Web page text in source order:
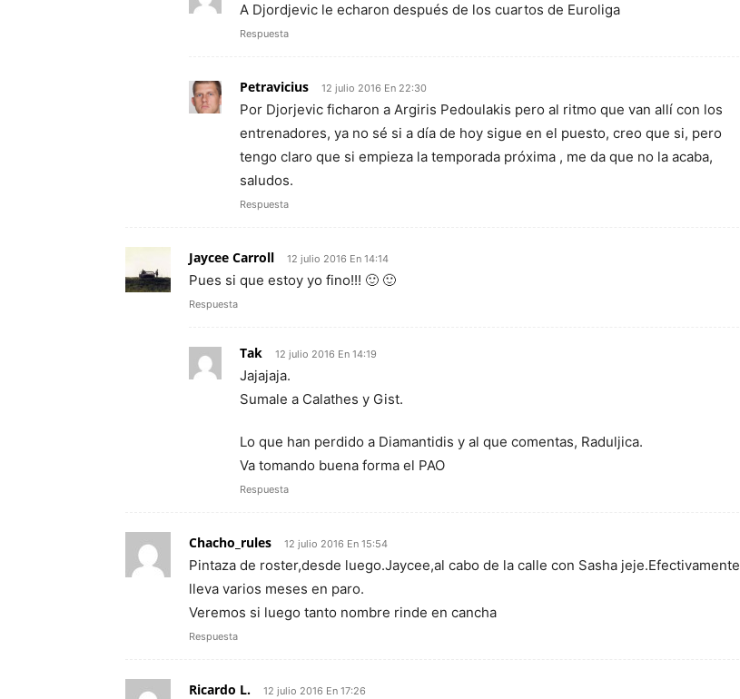
A Djordjevic le echaron después de los cuartos de Euroliga
Respuesta
Petravicius 12 julio 2016 En 22:30
Por Djorjevic ficharon a Argiris Pedoulakis pero al ritmo que van allí con los
entrenadores, ya no sé si a día de hoy sigue en el puesto, creo que si, pero
tengo claro que si empieza la temporada próxima , me da que no la acaba,
saludos.
Respuesta
Jaycee Carroll 12 julio 2016 En 14:14
Pues si que estoy yo fino!!! 🙂 🙂
Respuesta
Tak 12 julio 2016 En 14:19
Jajajaja.
Sumale a Calathes y Gist.
Lo que han perdido a Diamantidis y al que comentas, Raduljica.
Va tomando buena forma el PAO
Respuesta
Chacho_rules 12 julio 2016 En 15:54
Pintaza de roster,desde luego.Jaycee,al cabo de la calle con Sasha jeje.Efectivamente
lleva varios meses en paro.
Veremos si luego tanto nombre rinde en cancha
Respuesta
Ricardo L. 12 julio 2016 En 17:26